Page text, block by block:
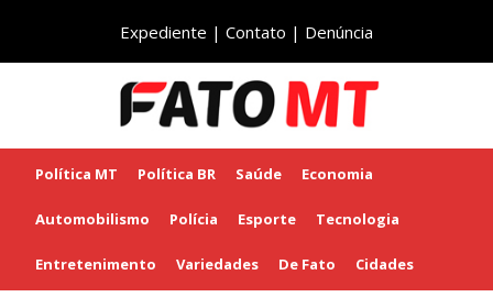
Expediente | Contato | Denúncia
Política MT Política BR Saúde Economia
Automobilismo Polícia Esporte Tecnologia
Entretenimento Variedades De Fato Cidades